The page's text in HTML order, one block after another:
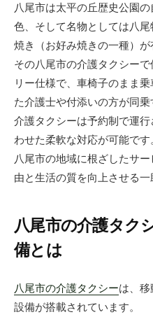
八尾市は太平の丘歴史公園
色、そして名物としては八
焼き（お好み焼きの一種）が
その八尾市の介護タクシー
リー仕様で、車椅子のまま
た介護士や付添いの方が同乗
介護タクシーは予約制で運
わせた柔軟な対応が可能です
八尾市の地域に根ざしたサ
由と生活の質を向上させる一
八尾市の介護タク
備とは
八尾市の介護タクシーは、
設備が搭載されています。